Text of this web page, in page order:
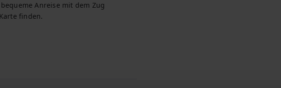
Anreise mit dem Zug
finden.